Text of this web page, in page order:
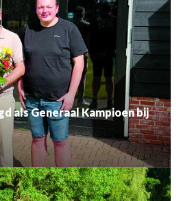
als Generaal Kampioen bij